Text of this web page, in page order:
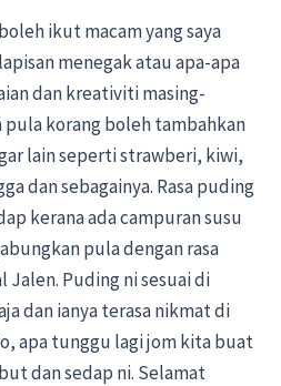
ikut macam yang saya
menegak atau apa-apa
dan kreativiti masing-
pula korang boleh tambahkan
lain seperti strawberi, kiwi,
dan sebagainya. Rasa puding
kerana ada campuran susu
pula dengan rasa
Puding ni sesuai di
dan ianya terasa nikmat di
apa tunggu lagi jom kita buat
dan sedap ni. Selamat